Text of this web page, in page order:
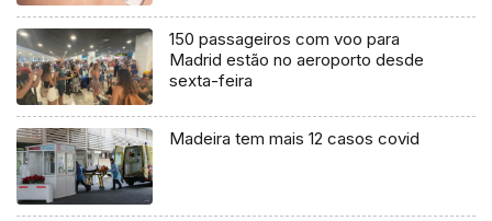
150 passageiros com voo para
Madrid estão no aeroporto desde
sexta-feira
Madeira tem mais 12 casos covid